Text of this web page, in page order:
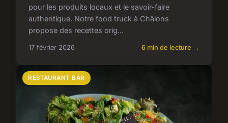
pour les produits locaux et le savoir-faire
authentique. Notre food truck à Châlons
propose des recettes orig...
17 février 2026 6 min de lecture →
RESTAURANT BAR